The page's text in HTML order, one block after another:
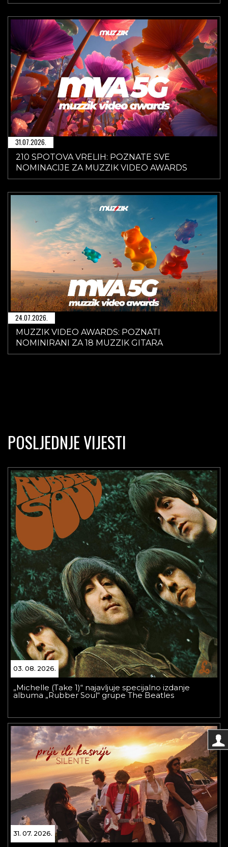
31.07.2026.
210 SPOTOVA VRELIH: POZNATE SVE
NOMINACIJE ZA MUZZIK VIDEO AWARDS
24.07.2026.
MUZZIK VIDEO AWARDS: POZNATI
NOMINIRANI ZA 18 MUZZIK GITARA
POSLJEDNJE VIJESTI
03. 08. 2026.
„Michelle (Take 1)“ najavljuje specijalno izdanje
albuma „Rubber Soul“ grupe The Beatles
31. 07. 2026.